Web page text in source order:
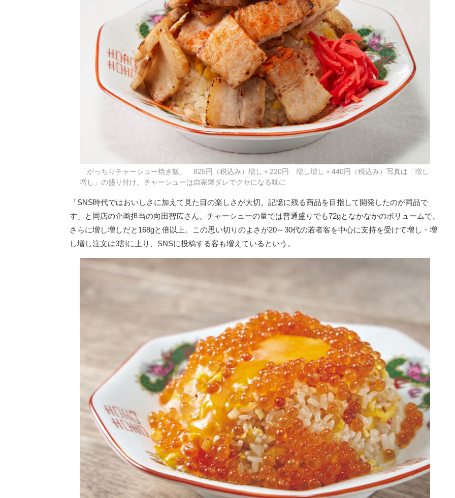
「がっちりチャーシュー焼き飯」 825円（税込み）増し＋220円 増し増し＋440円（税込み）写真は「増し
増し」の盛り付け。チャーシューは自家製ダレでクセになる味に
「SNS時代ではおいしさに加えて見た目の楽しさが大切。記憶に残る商品を目指して開発したのが同品で
す」と同店の企画担当の向田智広さん。チャーシューの量では普通盛りでも72gとなかなかのボリュームで、
さらに増し増しだと168gと倍以上。この思い切りのよさが20～30代の若者客を中心に支持を受けて増し・増
し増し注文は3割に上り、SNSに投稿する客も増えているという。